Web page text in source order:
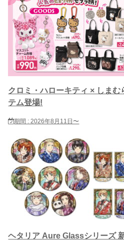
クロミ・ハローキティ × しまむ
テム登場!
期間 : 2026年8月11日〜
ヘタリア Aure Glassシリーズ